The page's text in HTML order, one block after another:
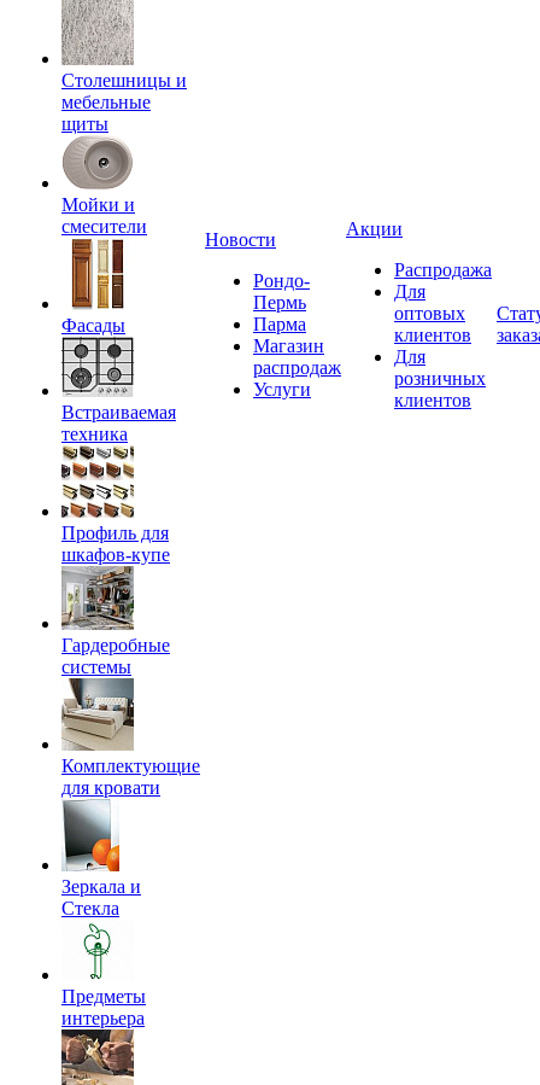
Столешницы и
мебельные
щиты
Мойки и
смесители
Фасады
Встраиваемая
техника
Профиль для
шкафов-купе
Гардеробные
системы
Комплектующие
для кровати
Зеркала и
Стекла
Предметы
интерьера
Новости
Рондо-
Пермь
Парма
Магазин
распродаж
Услуги
Акции
Распродажа
Для
оптовых
клиентов
Для
розничных
клиентов